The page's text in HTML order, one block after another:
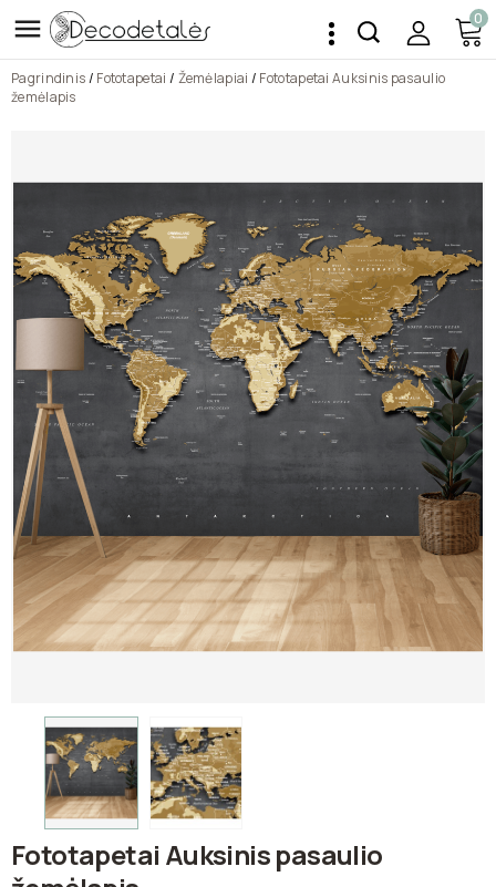
 0
Pagrindinis Fototapetai Žemėlapiai
Fototapetai Auksinis pasaulio
žemėlapis
Fototapetai Auksinis pasaulio